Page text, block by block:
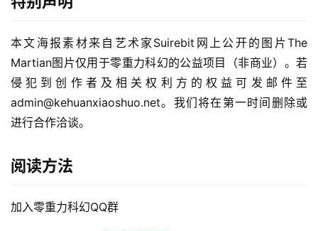
本文海报素材来自艺术家Suirebit网上公开的图片The
Martian图片仅用于零重力科幻的公益项目（非商业）。若
侵犯到创作者及相关权利方的权益可发邮件至
admin@kehuanxiaoshuo.net。我们将在第一时间删除或
进行合作洽谈。
阅读方法
加入零重力科幻QQ群